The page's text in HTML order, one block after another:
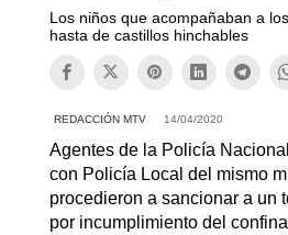
Los niños que acompañaban a
hasta de castillos hinchables
REDACCIÓN MTV 14/04/2020
Agentes de la Policía
con Policía Local del mismo
procedieron a sancionar a un
por incumplimiento del